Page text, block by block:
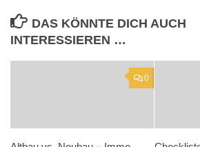
DAS KÖNNTE DICH AUCH
INTERESSIEREN …
0